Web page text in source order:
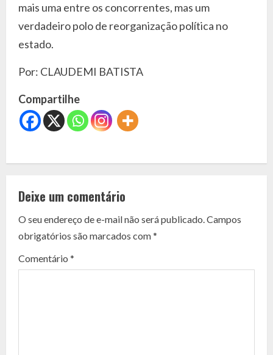
mais uma entre os concorrentes, mas um
verdadeiro polo de reorganização política no
estado.
Por: CLAUDEMI BATISTA
Compartilhe
C
n
t
i
Deixe um comentário
O seu endereço de e-mail não será publicado. Campos
obrigatórios são marcados com*
Comentário *